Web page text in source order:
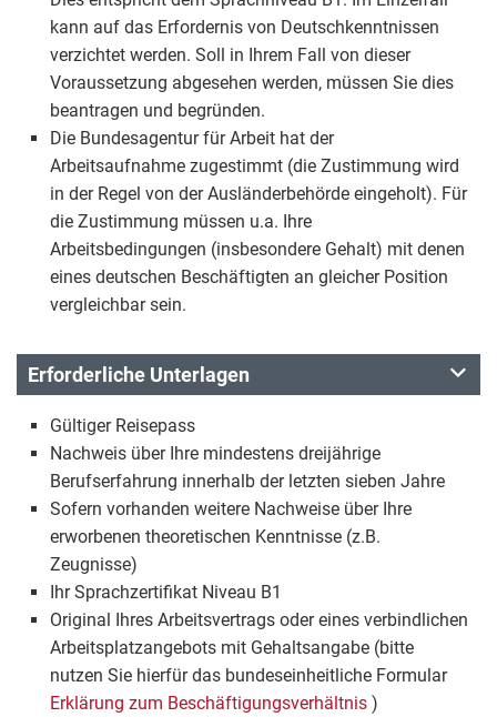
kann auf das Erfordernis von Deutschkenntnissen
verzichtet werden. Soll in Ihrem Fall von dieser
Voraussetzung abgesehen werden, müssen Sie dies
beantragen und begründen.
Die Bundesagentur für Arbeit hat der
Arbeitsaufnahme zugestimmt (die Zustimmung wird
in der Regel von der Ausländerbehörde eingeholt). Für
die Zustimmung müssen u.a. Ihre
Arbeitsbedingungen (insbesondere Gehalt) mit denen
eines deutschen Beschäftigten an gleicher Position
vergleichbar sein.
Erforderliche Unterlagen
Gültiger Reisepass
Nachweis über Ihre mindestens dreijährige
Berufserfahrung innerhalb der letzten sieben Jahre
Sofern vorhanden weitere Nachweise über Ihre
erworbenen theoretischen Kenntnisse (z.B.
Zeugnisse)
Ihr Sprachzertifikat Niveau B1
Original Ihres Arbeitsvertrags oder eines verbindlichen
Arbeitsplatzangebots mit Gehaltsangabe (bitte
nutzen Sie hierfür das bundeseinheitliche Formular
Erklärung zum Beschäftigungsverhältnis )